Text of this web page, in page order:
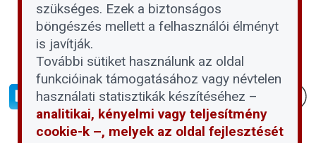
szükséges. Ezek a biztonságos
böngészés mellett a felhasználói élményt
is javítják.
További sütiket használunk az oldal
funkcióinak támogatásához vagy névtelen
használati statisztikák készítéséhez –
analitikai, kényelmi vagy teljesítmény
cookie-k –, melyek az oldal fejlesztését